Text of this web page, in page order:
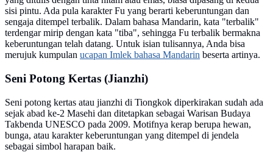
sisi pintu. Ada pula karakter Fu yang berarti keberuntungan dan
sengaja ditempel terbalik. Dalam bahasa Mandarin, kata "terbalik"
terdengar mirip dengan kata "tiba", sehingga Fu terbalik bermakna
keberuntungan telah datang. Untuk isian tulisannya, Anda bisa
merujuk kumpulan ucapan Imlek bahasa Mandarin beserta artinya.
Seni Potong Kertas (Jianzhi)
Seni potong kertas atau jianzhi di Tiongkok diperkirakan sudah ada
sejak abad ke-2 Masehi dan ditetapkan sebagai Warisan Budaya
Takbenda UNESCO pada 2009. Motifnya kerap berupa hewan,
bunga, atau karakter keberuntungan yang ditempel di jendela
sebagai simbol harapan baik.